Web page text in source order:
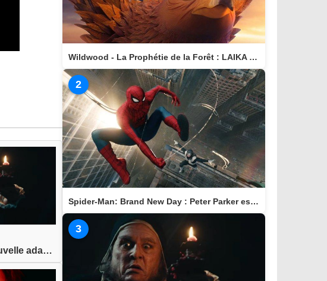
Scrooge : une nouvelle adaptation du célèbre con...
Wildwood - La Prophétie de la Forêt : LAIKA nous invite dans un monde magique
2
Spider-Man: Brand New Day : Peter Parker est de retour au cinéma le 29 juillet
3